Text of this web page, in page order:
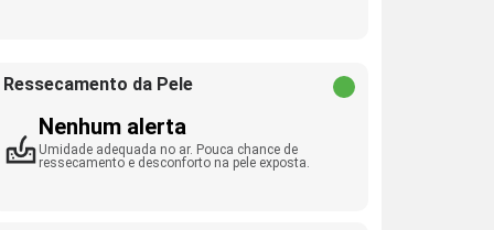
Ressecamento da Pele
Nenhum alerta
Umidade adequada no ar. Pouca chance de
ressecamento e desconforto na pele exposta.